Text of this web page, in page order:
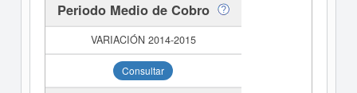
Periodo Medio de Cobro
Consultar